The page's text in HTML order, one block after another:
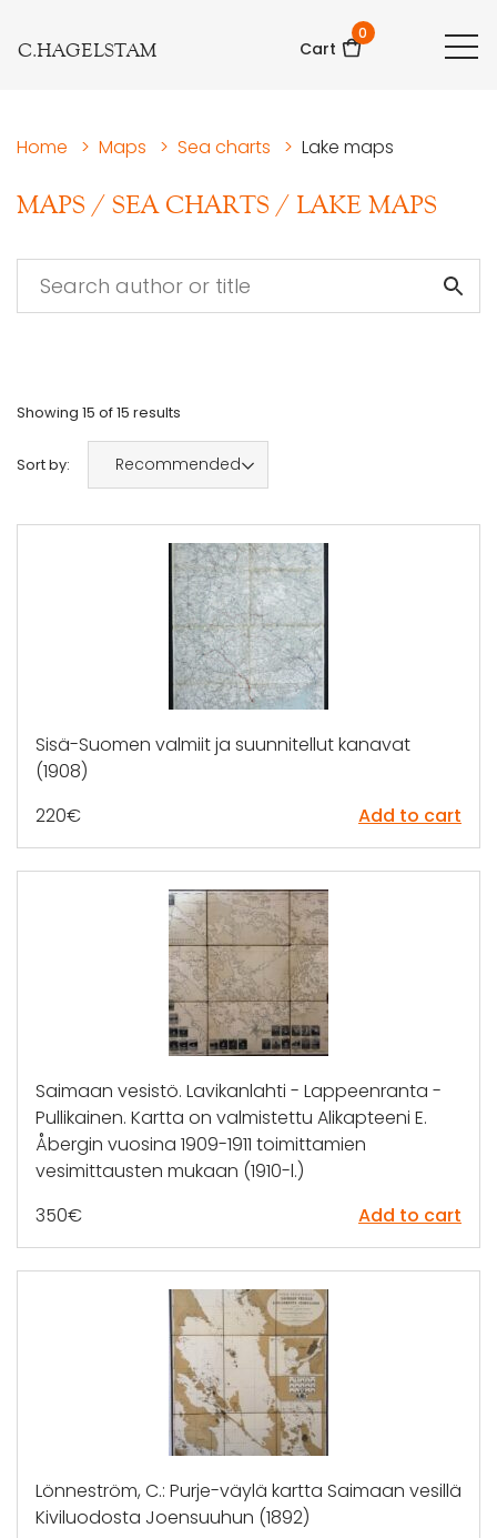
C.HAGELSTAM Cart
0
Home > Maps > Sea charts > Lake maps
MAPS / SEA CHARTS / LAKE MAPS
Showing 15 of15 results
Sort by: Recommended
Sisä-Suomen valmiit ja suunnitellut kanavat
(1908)
220€ Add to cart
Saimaan vesistö. Lavikanlahti - Lappeenranta -
Pullikainen. Kartta on valmistettu Alikapteeni E.
Åbergin vuosina 1909-1911 toimittamien
vesimittausten mukaan (1910-l.)
350€ Add to cart
Lönneström, C.: Purje-väylä kartta Saimaan vesillä
Kiviluodosta Joensuuhun (1892)